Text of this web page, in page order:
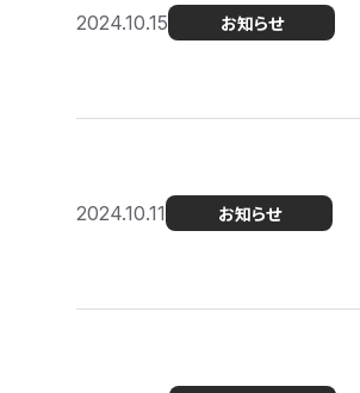
2024.10.15 お知らせ
2024.10.11 お知らせ